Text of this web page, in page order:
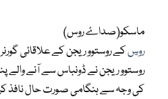
ماسکو(صداۓ روس)
روسکے روستوو ریجن کے علاقائی
روستوو ریجن نے ڈونباس سے آنے والے
کی وجہ سے ہنگامی صورت حال نافذ